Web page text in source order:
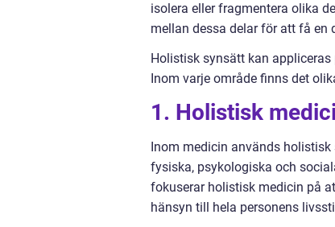
isolera eller fragmentera olika
mellan dessa delar för att få en
Holistisk synsätt kan
Inom varje område finns det
1. Holistisk
Inom medicin används
fysiska, psykologiska och
fokuserar holistisk medicin på
hänsyn till hela personens